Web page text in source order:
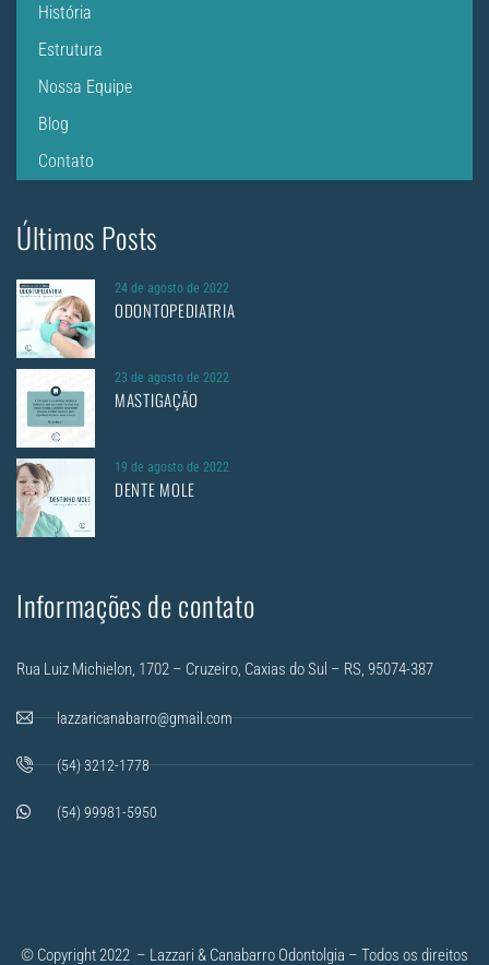
História
Estrutura
Nossa Equipe
Blog
Contato
Últimos Posts
24 de agosto de 2022
ODONTOPEDIATRIA
23 de agosto de 2022
MASTIGAÇÃO
19 de agosto de 2022
DENTE MOLE
Informações de contato
Rua Luiz Michielon, 1702 – Cruzeiro, Caxias do Sul – RS, 95074-387
lazzaricanabarro@gmail.com
(54) 3212-1778
(54) 99981-5950
© Copyright 2022 – Lazzari & Canabarro Odontolgia – Todos os direitos